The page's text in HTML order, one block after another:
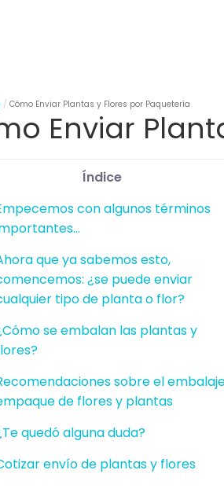
Cómo Enviar Plantas y Flores por Paquetería
Enviar
Índice
con algunos términos
que ya sabemos esto,
¿se puede enviar
tipo de planta o flor?
se embalan las plantas y
sobre el
de flores y plantas
quedó alguna duda?
envío de plantas y flores